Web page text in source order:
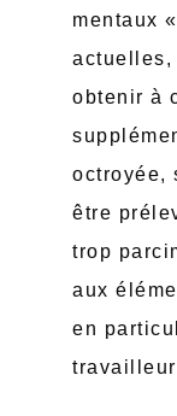
mentaux
obtenir à
octroyée,
être
trop
aux
en